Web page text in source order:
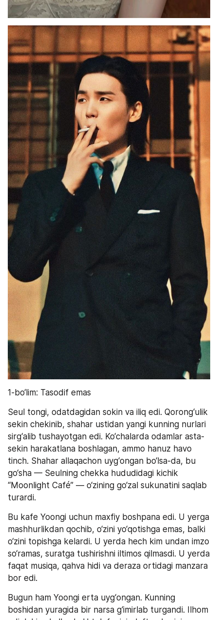
1-bo‘lim: Tasodif emas
Seul tongi, odatdagidan sokin va iliq edi. Qorong‘ulik
sekin chekinib, shahar ustidan yangi kunning nurlari
sirg‘alib tushayotgan edi. Ko‘chalarda odamlar asta-
sekin harakatlana boshlagan, ammo hanuz havo
tinch. Shahar allaqachon uyg‘ongan bo‘lsa-da, bu
go‘sha — Seulning chekka hududidagi kichik
“Moonlight Café” — o‘zining go‘zal sukunatini saqlab
turardi.
Bu kafe Yoongi uchun maxfiy boshpana edi. U yerga
mashhurlikdan qochib, o‘zini yo‘qotishga emas, balki
o‘zini topishga kelardi. U yerda hech kim undan imzo
so‘ramas, suratga tushirishni iltimos qilmasdi. U yerda
faqat musiqa, qahva hidi va deraza ortidagi manzara
bor edi.
Bugun ham Yoongi erta uyg‘ongan. Kunning
boshidan yuragida bir narsa g‘imirlab turgandi. Ilhom